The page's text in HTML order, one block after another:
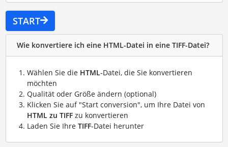
START
Wie konvertiere ich eine HTML-Datei in eine TIFF-Datei?
Wählen Sie die HTML-Datei, die Sie konvertieren
möchten
Qualität oder Größe ändern (optional)
Klicken Sie auf "Start conversion", um Ihre Datei von
HTML zu TIFFzu konvertieren
Laden Sie Ihre TIFF-Datei herunter